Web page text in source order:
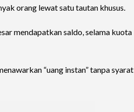
orang lewat satu tautan khusus.
mendapatkan saldo, selama kuota
“uang instan” tanpa syarat